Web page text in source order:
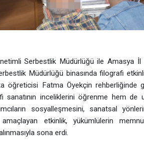
Serbestlik Müdürlüğü ile Amasya
Müdürlüğü binasında filografi
öğreticisi Fatma Öyekçin rehberliğinde
sanatının inceliklerini öğrenme hem de
sosyalleşmesini, sanatsal
amaçlayan etkinlik, yükümlülerin
sona erdi.